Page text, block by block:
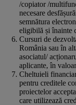
/copiator /
necesare
semnătura
eligibilă și înainte
Cursuri de
România sau în
asociatul/
aplicante, în
Cheltuieli
pentru creditele
proiectelor
care utilizează